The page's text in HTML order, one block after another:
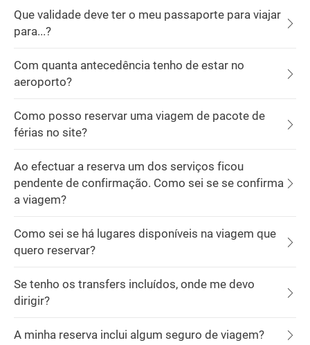
Que validade deve ter o meu passaporte para viajar
para...?
Com quanta antecedência tenho de estar no
aeroporto?
Como posso reservar uma viagem de pacote de
férias no site?
Ao efectuar a reserva um dos serviços ficou
pendente de confirmação. Como sei se se confirma
a viagem?
Como sei se há lugares disponíveis na viagem que
quero reservar?
Se tenho os transfers incluídos, onde me devo
dirigir?
A minha reserva inclui algum seguro de viagem?